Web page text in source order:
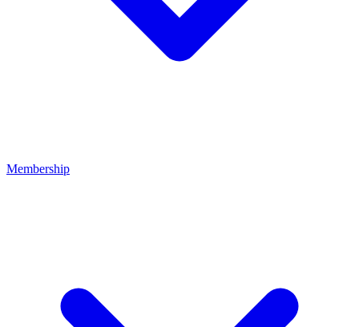
Membership